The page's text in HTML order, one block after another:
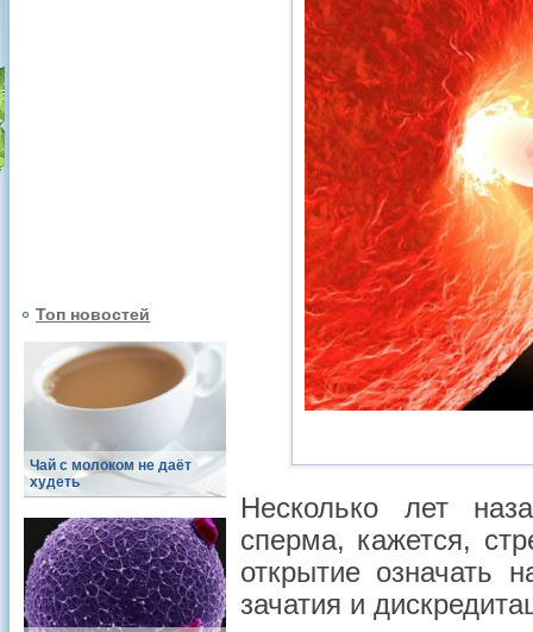
Топ новостей
Чай с молоком не даёт
худеть
Несколько лет
сперма, кажется,
открытие означать
зачатия и